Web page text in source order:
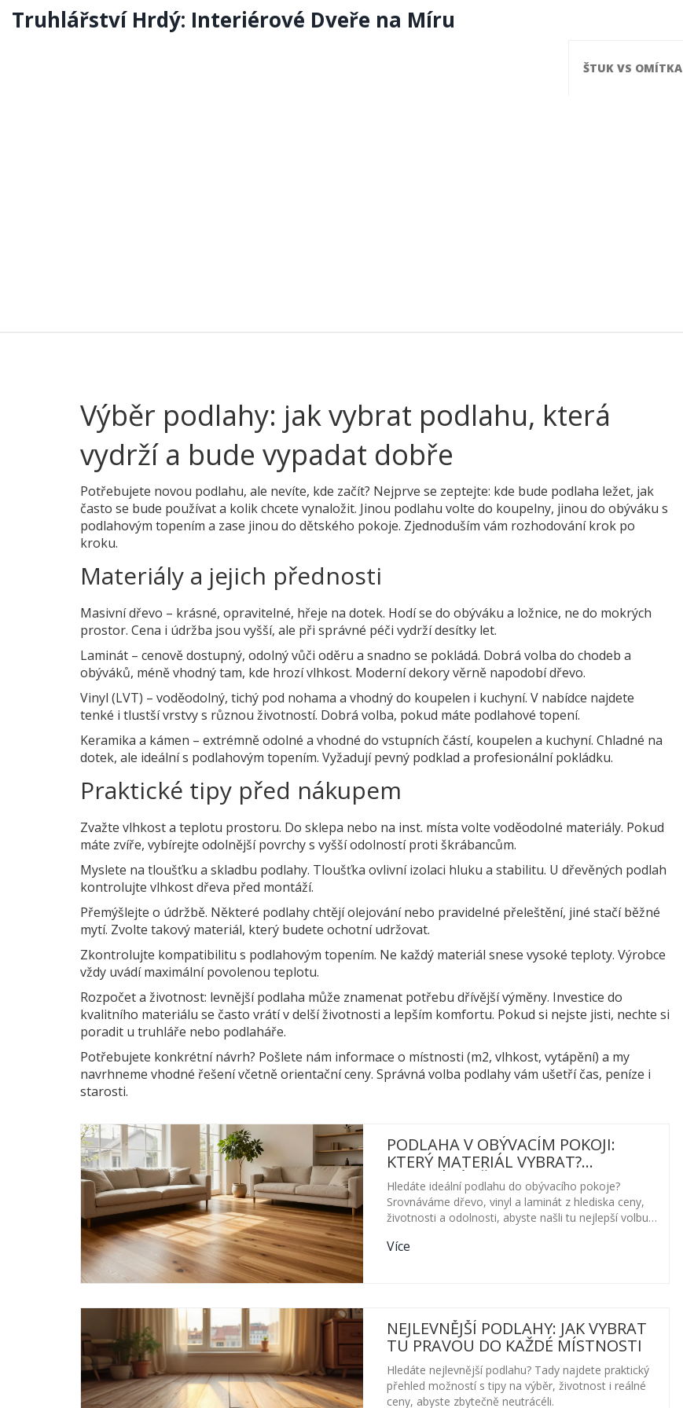
Truhlářství Hrdý: Interiérové Dveře na Míru
ŠTUK VS OMÍTKA
Výběr podlahy: jak vybrat podlahu, která
vydrží a bude vypadat dobře
Potřebujete novou podlahu, ale nevíte, kde začít? Nejprve se zeptejte: kde bude podlaha ležet, jak
často se bude používat a kolik chcete vynaložit. Jinou podlahu volte do koupelny, jinou do obýváku s
podlahovým topením a zase jinou do dětského pokoje. Zjednoduším vám rozhodování krok po
kroku.
Materiály a jejich přednosti
Masivní dřevo – krásné, opravitelné, hřeje na dotek. Hodí se do obýváku a ložnice, ne do mokrých
prostor. Cena i údržba jsou vyšší, ale při správné péči vydrží desítky let.
Laminát – cenově dostupný, odolný vůči oděru a snadno se pokládá. Dobrá volba do chodeb a
obýváků, méně vhodný tam, kde hrozí vlhkost. Moderní dekory věrně napodobí dřevo.
Vinyl (LVT) – voděodolný, tichý pod nohama a vhodný do koupelen i kuchyní. V nabídce najdete
tenké i tlustší vrstvy s různou životností. Dobrá volba, pokud máte podlahové topení.
Keramika a kámen – extrémně odolné a vhodné do vstupních částí, koupelen a kuchyní. Chladné na
dotek, ale ideální s podlahovým topením. Vyžadují pevný podklad a profesionální pokládku.
Praktické tipy před nákupem
Zvažte vlhkost a teplotu prostoru. Do sklepa nebo na inst. místa volte voděodolné materiály. Pokud
máte zvíře, vybírejte odolnější povrchy s vyšší odolností proti škrábancům.
Myslete na tloušťku a skladbu podlahy. Tloušťka ovlivní izolaci hluku a stabilitu. U dřevěných podlah
kontrolujte vlhkost dřeva před montáží.
Přemýšlejte o údržbě. Některé podlahy chtějí olejování nebo pravidelné přeleštění, jiné stačí běžné
mytí. Zvolte takový materiál, který budete ochotní udržovat.
Zkontrolujte kompatibilitu s podlahovým topením. Ne každý materiál snese vysoké teploty. Výrobce
vždy uvádí maximální povolenou teplotu.
Rozpočet a životnost: levnější podlaha může znamenat potřebu dřívější výměny. Investice do
kvalitního materiálu se často vrátí v delší životnosti a lepším komfortu. Pokud si nejste jisti, nechte si
poradit u truhláře nebo podlaháře.
Potřebujete konkrétní návrh? Pošlete nám informace o místnosti (m2, vlhkost, vytápění) a my
navrhneme vhodné řešení včetně orientační ceny. Správná volba podlahy vám ušetří čas, peníze i
starosti.
PODLAHA V OBÝVACÍM POKOJI:
KTERÝ MATERIÁL VYBRAT?
SROVNÁNÍ DŘEVA, VINYLU A
LAMINÁTU
Hledáte ideální podlahu do obývacího pokoje?
Srovnáváme dřevo, vinyl a laminát z hlediska ceny,
životnosti a odolnosti, abyste našli tu nejlepší volbu
Více
NEJLEVNĚJŠÍ PODLAHY: JAK VYBRAT
TU PRAVOU DO KAŽDÉ MÍSTNOSTI
Hledáte nejlevnější podlahu? Tady najdete praktický
přehled možností s tipy na výběr, životnost i reálné
ceny, abyste zbytečně neutrácéli.